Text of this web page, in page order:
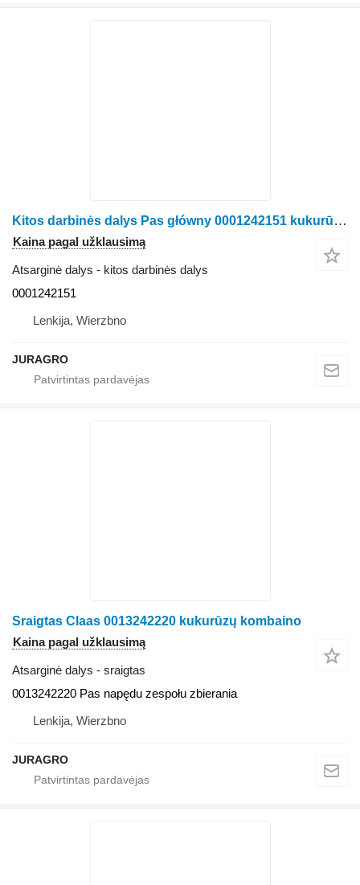
Kitos darbinės dalys Pas główny 0001242151 kukurūzų kombaino Claas Jaguar
Kaina pagal užklausimą
Atsarginė dalys - kitos darbinės dalys
0001242151
Lenkija, Wierzbno
JURAGRO
Sraigtas Claas 0013242220 kukurūzų kombaino
Kaina pagal užklausimą
Atsarginė dalys - sraigtas
0013242220 Pas napędu zespołu zbierania
Lenkija, Wierzbno
JURAGRO